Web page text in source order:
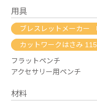
用具
ブレスレットメーカー
カットワークはさみ 115
フラットペンチ
アクセサリー用ペンチ
材料